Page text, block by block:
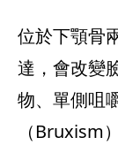
位於下顎骨
達，會改變
物、單側咀
（Bruxism